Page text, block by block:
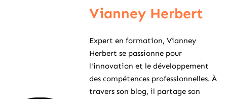
Vianney Herbert
Expert en formation, Vianney
Herbert se passionne pour
l'innovation et le développement
des compétences professionnelles. À
travers son blog, il partage son